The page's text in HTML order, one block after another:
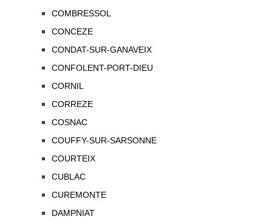
COMBRESSOL
CONCEZE
CONDAT-SUR-GANAVEIX
CONFOLENT-PORT-DIEU
CORNIL
CORREZE
COSNAC
COUFFY-SUR-SARSONNE
COURTEIX
CUBLAC
CUREMONTE
DAMPNIAT